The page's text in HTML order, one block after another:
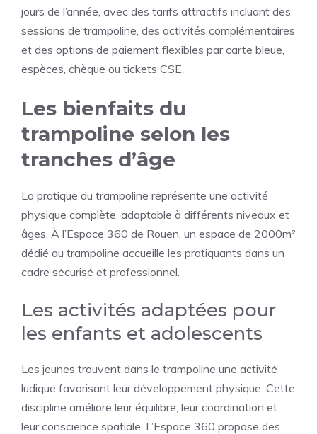
jours de l’année, avec des tarifs attractifs incluant des
sessions de trampoline, des activités complémentaires
et des options de paiement flexibles par carte bleue,
espèces, chèque ou tickets CSE.
Les bienfaits du
trampoline selon les
tranches d’âge
La pratique du trampoline représente une activité
physique complète, adaptable à différents niveaux et
âges. À l’Espace 360 de Rouen, un espace de 2000m²
dédié au trampoline accueille les pratiquants dans un
cadre sécurisé et professionnel.
Les activités adaptées pour
les enfants et adolescents
Les jeunes trouvent dans le trampoline une activité
ludique favorisant leur développement physique. Cette
discipline améliore leur équilibre, leur coordination et
leur conscience spatiale. L’Espace 360 propose des